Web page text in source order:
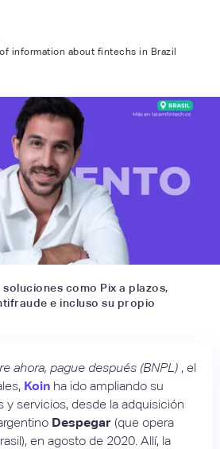
information about fintechs in Brazil
como Pix a plazos,
e incluso su propio
ahora, pague después (BNPL) , el
Koin ha ido ampliando su
y servicios, desde la adquisición
Despegar (que opera
en agosto de 2020. Allí, la